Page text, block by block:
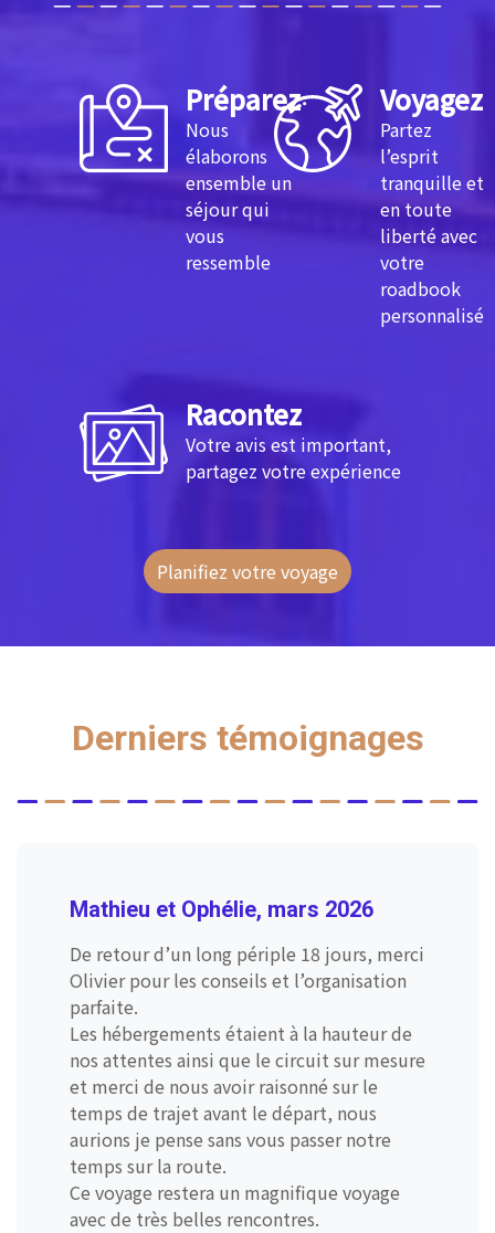
Préparez
Nous
élaborons
ensemble un
séjour qui
vous
ressemble
Voyagez
Partez
l’esprit
tranquille et
en toute
liberté avec
votre
roadbook
personnalisé
Racontez
Votre avis est important,
partagez votre expérience
Planifiez votre voyage
Derniers témoignages
Mathieu et Ophélie, mars 2026
De retour d’un long périple 18 jours, merci
Olivier pour les conseils et l’organisation
parfaite.
Les hébergements étaient à la hauteur de
nos attentes ainsi que le circuit sur mesure
et merci de nous avoir raisonné sur le
temps de trajet avant le départ, nous
aurions je pense sans vous passer notre
temps sur la route.
Ce voyage restera un magnifique voyage
avec de très belles rencontres.